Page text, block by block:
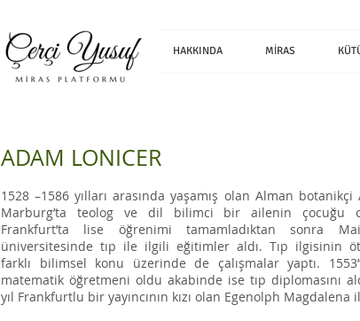
HAKKINDA MİRAS
ADAM LONICER
1528 –1586 yılları arasında yaşamış olan Alman
Marburg’ta teolog ve dil bilimci bir ailenin çocuğu
Frankfurt’ta lise öğrenimi tamamladıktan sonra
üniversitesinde tıp ile ilgili eğitimler aldı. Tıp ilgisinin
farklı bilimsel konu üzerinde de çalışmalar yaptı.
matematik öğretmeni oldu akabinde ise tıp diplomasını
yıl Frankfurtlu bir yayıncının kızı olan Egenolph Magdalena